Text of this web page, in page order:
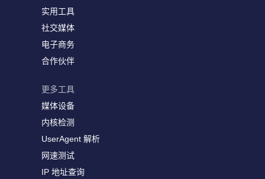
实用工具
社交媒体
电子商务
合作伙伴
更多工具
媒体设备
内核检测
UserAgent 解析
网速测试
IP 地址查询